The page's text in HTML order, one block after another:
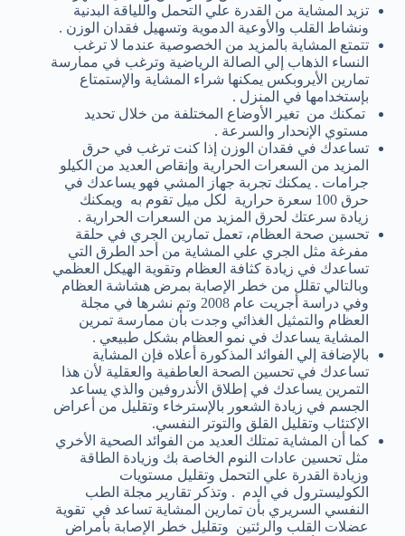
تزيد المشاية من القدرة علي التحمل واللياقة البدنية
ونشاط القلب والأوعية الدموية وتسهيل فقدان الوزن .
تتمتع المشاية بالمزيد من الخصوصية عندما لا ترغب
النساء الذهاب إلي الصالة الرياضية وترغب في ممارسة
تمارين الأيروبكس يمكنها شراء المشاية والإستمتاع
بإستخدامها في المنزل .
تمكنك من تغير الأوضاع المختلفة من خلال تحديد
مستوي الإنحدار والسرعة .
تساعدك في فقدان الوزن إذا كنت ترغب في حرق
المزيد من السعرات الحرارية وإنقاص العديد من الكيلو
جرامات . يمكنك تجربة جهاز المشي فهو يساعدك في
حرق 100 سعرة حرارية لكل ميل تقوم به ويمكنك
زيادة سرعتك لحرق المزيد من السعرات الحرارية .
تحسين صحة العظام، تعمل تمارين الجري في حلقة
مفرغة مثل الجري علي المشاية من أحد الطرق التي
تساعدك في زيادة كثافة العظام وتقوية الهيكل العظمي
وبالتالي تقلل من خطر الإصابة بمرض هشاشة العظام
وفي دراسة أجريت عام 2008 وتم نشرها في مجلة
العظام والتمثيل الغذائي وجدت بأن ممارسة تمرين
المشاية يساعدك في نمو العظام بشكل طبيعي .
بالإضافة إلي الفوائد المذكورة أعلاه فإن المشاية
تساعدك في تحسين الصحة العاطفية والعقلية لأن هذا
التمرين يساعدك في إطلاق الأندروفين والذي يساعد
الجسم في زيادة الشعور بالإسترخاء وتقليل من أعراض
الإكتئاب وتقليل القلق والتوتر النفسي.
كما أن المشاية تمتلك العديد من الفوائد الصحية الأخري
مثل تحسين عادات النوم الخاصة بك وزيادة الطاقة
وزيادة القدرة علي التحمل وتقليل مستويات
الكوليسترول في الدم . وتذكر تقارير مجلة الطب
النفسي السريري بأن تمارين المشاية تساعد في تقوية
عضلات القلب والرئتين وتقليل خطر الإصابة بأمراض